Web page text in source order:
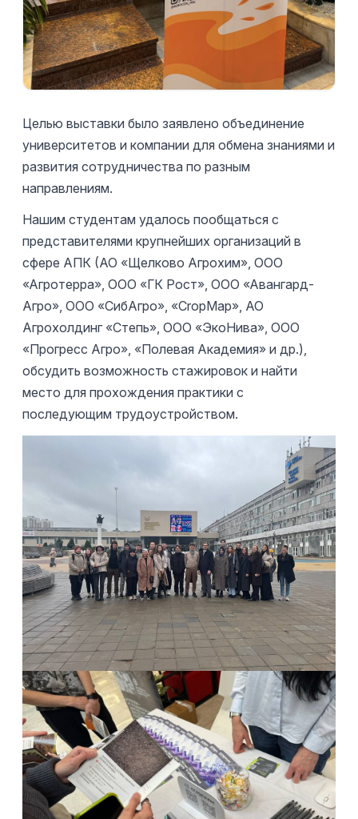
Целью выставки было заявлено объединение
университетов и компании для обмена знаниями и
развития сотрудничества по разным
направлениям.
Нашим студентам удалось пообщаться с
представителями крупнейших организаций в
сфере АПК (АО «Щелково Агрохим», ООО
«Агротерра», ООО «ГК Рост», ООО «Авангард-
Агро», ООО «СибАгро», «CropMap», АО
Агрохолдинг «Степь», ООО «ЭкоНива», ООО
«Прогресс Агро», «Полевая Академия» и др.),
обсудить возможность стажировок и найти
место для прохождения практики с
последующим трудоустройством.